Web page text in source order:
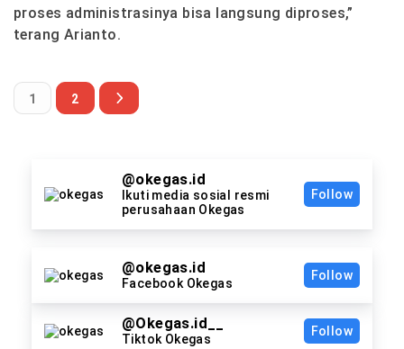
proses administrasinya bisa langsung diproses,”
terang Arianto.
1 2
@okegas.id
Ikuti media sosial resmi
perusahaan Okegas
Follow
@okegas.id
Facebook Okegas
Follow
@Okegas.id__
Tiktok Okegas
Follow